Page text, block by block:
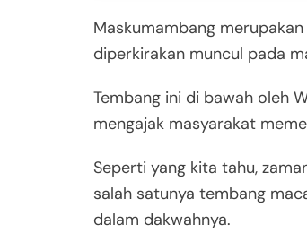
Maskumambang
diperkirakan muncul pada
Tembang ini di bawah oleh
mengajak masyarakat
Seperti yang kita tahu,
salah satunya tembang
dalam dakwahnya.